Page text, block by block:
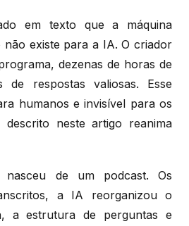
em texto que a máquina
existe para a IA. O criador
dezenas de horas de
de respostas valiosas. Esse
humanos e invisível para os
descrito neste artigo reanima
de um podcast. Os
a IA reorganizou o
a estrutura de perguntas e